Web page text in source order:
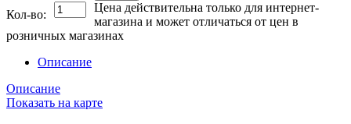
Кол-во:
Цена действительна только для интернет-
магазина и может отличаться от цен в
розничных магазинах
Описание
Описание
Показать на карте